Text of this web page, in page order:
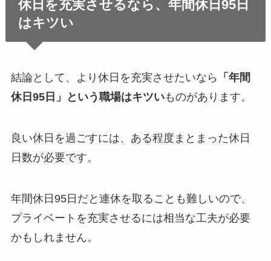
休日を充実させるなら、年間休日95日
はキツい
結論として、より休日を充実させたいなら
「年間
休日95日」という職場はキツいものがあります。
良い休日を過ごすには、ある程度まとまった休日
日数が必要です。
年間休日95日だと連休を取ることも難しいので、
プライベートを充実させるには相当な工夫が必要
かもしれません。